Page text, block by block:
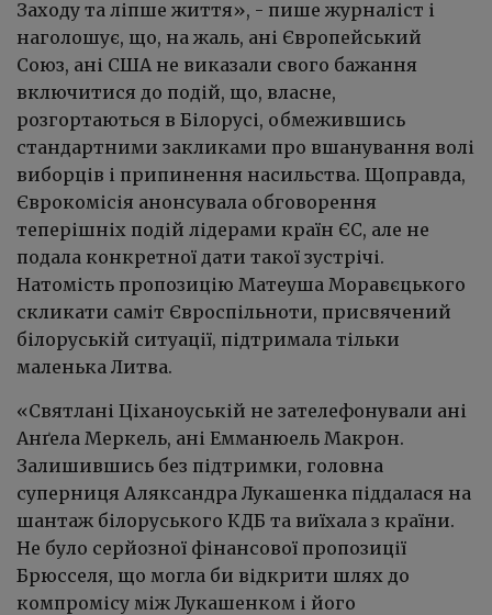
Заходу та ліпше життя», - пише журналіст і
наголошує, що, на жаль, ані Європейський
Союз, ані США не виказали свого бажання
включитися до подій, що, власне,
розгортаються в Білорусі, обмежившись
стандартними закликами про вшанування волі
виборців і припинення насильства. Щоправда,
Єврокомісія анонсувала обговорення
теперішніх подій лідерами країн ЄС, але не
подала конкретної дати такої зустрічі.
Натомість пропозицію Матеуша Моравєцького
скликати саміт Євроспільноти, присвячений
білоруській ситуації, підтримала тільки
маленька Литва.
«Святлані Ціханоуській не зателефонували ані
Анґела Меркель, ані Емманюель Макрон.
Залишившись без підтримки, головна
суперниця Аляксандра Лукашенка піддалася на
шантаж білоруського КДБ та виїхала з країни.
Не було серйозної фінансової пропозиції
Брюсселя, що могла би відкрити шлях до
компромісу між Лукашенком і його